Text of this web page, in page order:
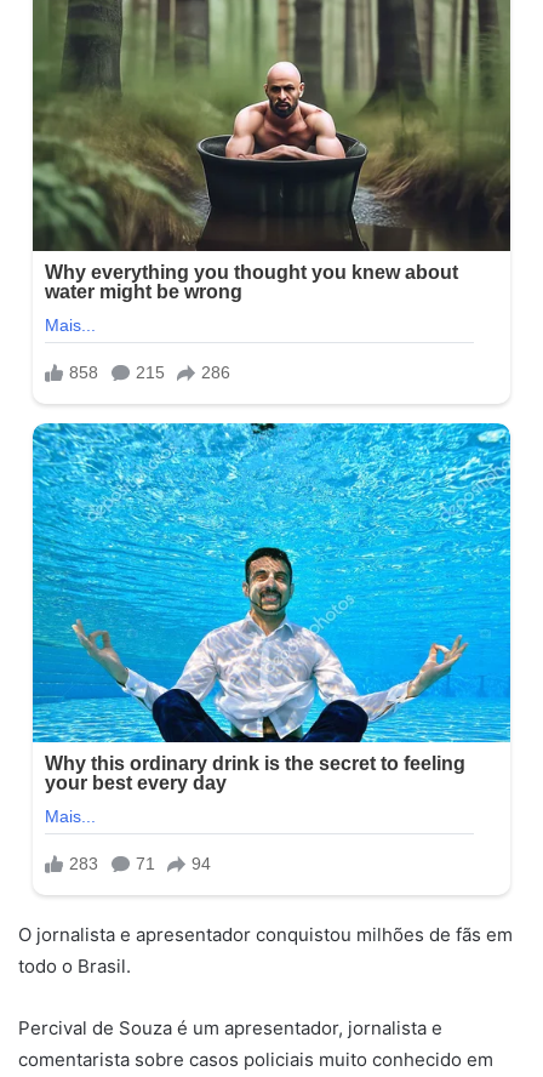
O jornalista e apresentador conquistou milhões de fãs em
todo o Brasil.
Percival de Souza é um apresentador, jornalista e
comentarista sobre casos policiais muito conhecido em